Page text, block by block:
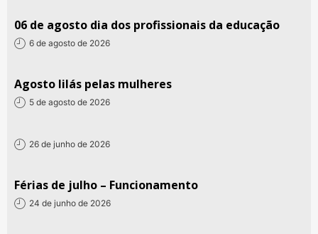
06 de agosto dia dos profissionais da educação
6 de agosto de 2026
Agosto lilás pelas mulheres
5 de agosto de 2026
26 de junho de 2026
Férias de julho – Funcionamento
24 de junho de 2026